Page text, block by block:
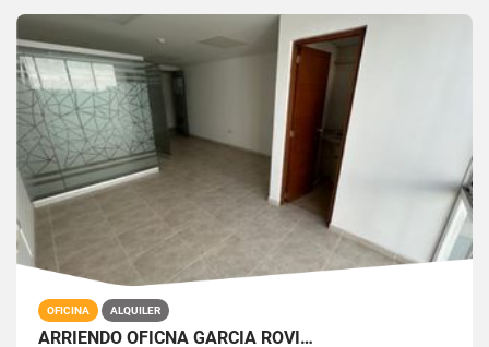
OFICINA ALQUILER
ARRIENDO OFICNA GARCIA ROVI…